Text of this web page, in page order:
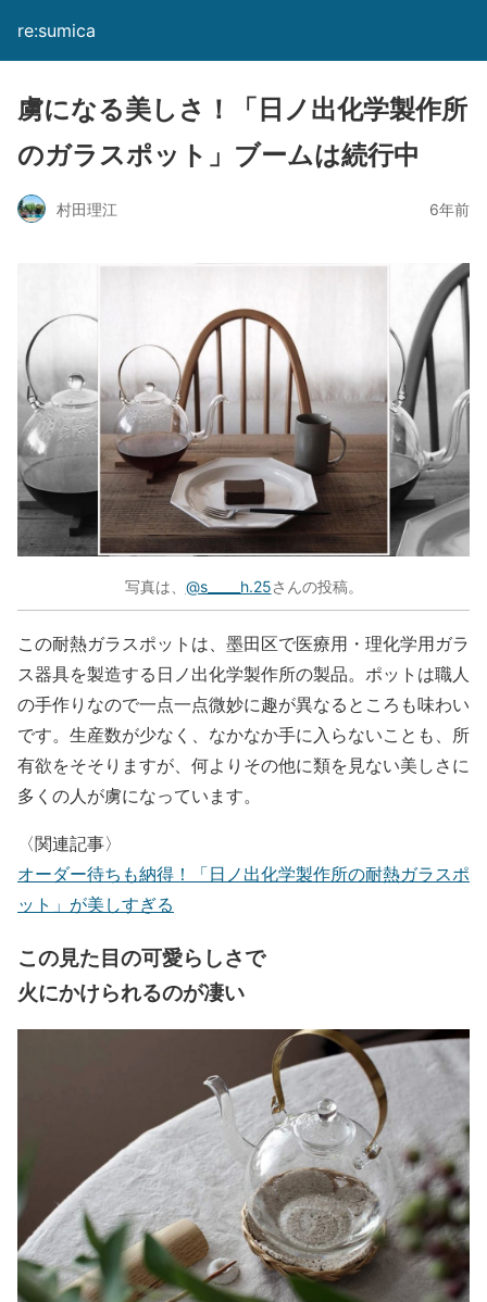
re:sumica
虜になる美しさ！「日ノ出化学製作所
のガラスポット」ブームは続行中
村田理江 6年前
写真は、 @s_____h.25さんの投稿。
この耐熱ガラスポットは、墨田区で医療用・理化学用ガラ
ス器具を製造する日ノ出化学製作所の製品。ポットは職人
の手作りなので一点一点微妙に趣が異なるところも味わい
です。生産数が少なく、なかなか手に入らないことも、所
有欲をそそりますが、何よりその他に類を見ない美しさに
多くの人が虜になっています。
〈関連記事〉
オーダー待ちも納得！「日ノ出化学製作所の耐熱ガラスポ
ット」が美しすぎる
この見た目の可愛らしさで
火にかけられるのが凄い